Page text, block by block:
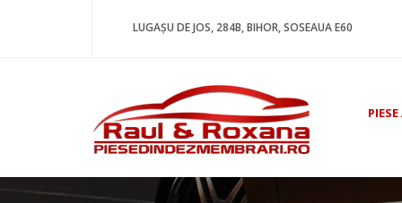
LUGAȘU DE JOS, 284B, BIHOR, SOSEAUA E60